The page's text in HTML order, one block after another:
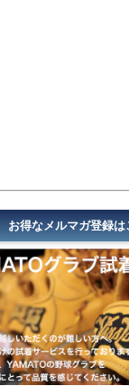
お得なメルマガ登録は